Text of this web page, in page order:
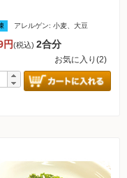
アレルゲン:小麦、大豆
円(税込)2合分
お気に入り(2)